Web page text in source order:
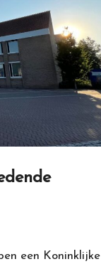
een Koninklijke